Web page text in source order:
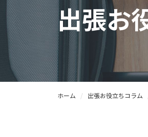
出張お
ホーム 出張お役立ちコラム